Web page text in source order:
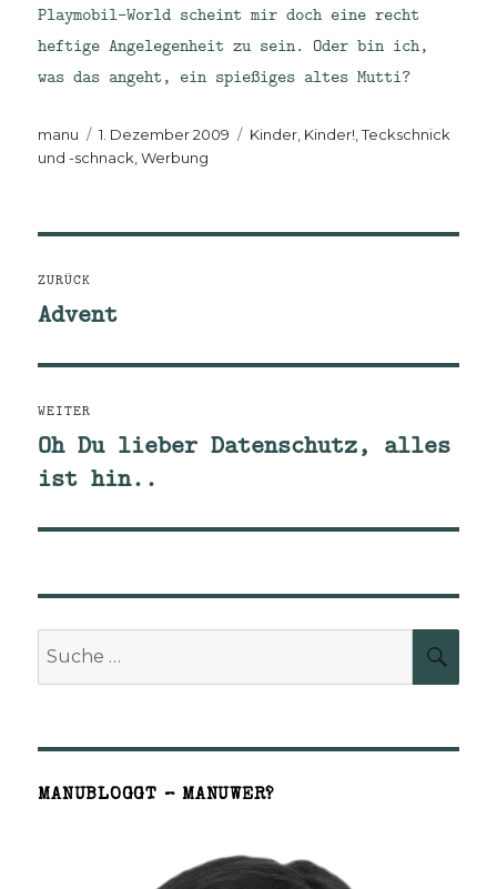
Playmobil-World scheint mir doch eine recht
heftige Angelegenheit zu sein. Oder bin ich,
was das angeht, ein spießiges altes Mutti?
Autor
manu
Veröffentlicht
am
1. Dezember 2009 Kategorien
Kinder, Kinder! ,Teckschnick
und -schnack ,Werbung
ZURÜCK
Vorheriger
Advent
WEITER
Nächster
Beitrag:
Oh Du lieber Datenschutz, alles
ist hin..
MANUBLOGGT – MANUWER?